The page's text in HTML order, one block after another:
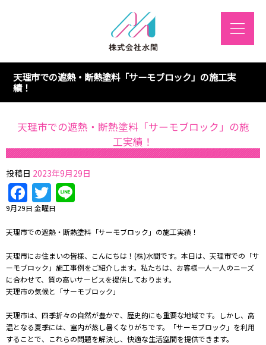
天理市での遮熱・断熱塗料「サーモブロック」の施工実
績！
天理市での遮熱・断熱塗料「サーモブロック」の施
工実績！
投稿日 2023年9月29日
Facebook
Twitter
9月29日 金曜日
天理市での遮熱・断熱塗料「サーモブロック」の施工実績！
天理市にお住まいの皆様、こんにちは！(株)水間です。本日は、天理市での「サ
ーモブロック」施工事例をご紹介します。私たちは、お客様一人一人のニーズ
に合わせて、質の高いサービスを提供しております。
天理市の気候と「サーモブロック」
天理市は、四季折々の自然が豊かで、歴史的にも重要な地域です。しかし、高
温となる夏季には、室内が蒸し暑くなりがちです。「サーモブロック」を利用
することで、これらの問題を解決し、快適な生活空間を提供できます。